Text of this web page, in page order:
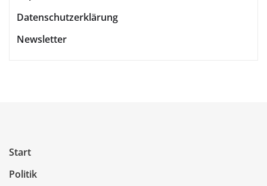
Datenschutzerklärung
Newsletter
Start
Politik